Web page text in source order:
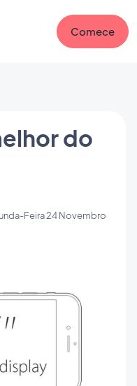
Comece
do
Feira 24 Novembro